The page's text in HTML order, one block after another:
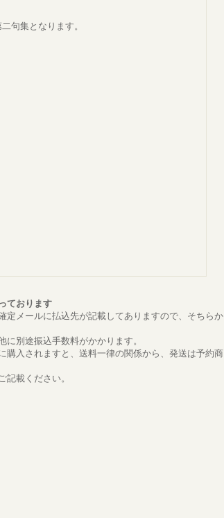
句集となります。
ております
定メールに払込先が記載してありますので、そちらか
別途振込手数料がかかります。
購入されますと、送料一律の関係から、発送は予約商
記載ください。